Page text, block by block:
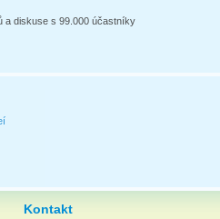
a diskuse s 99.000 účastníky
Kontakt